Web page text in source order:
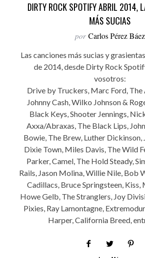
DIRTY ROCK SPOTIFY ABRIL 2014,
MÁS SUCIAS
por Carlos Pérez Báez
Las canciones más sucias y
de 2014, desde Dirty Rock
vosotros:
Drive by Truckers, Marc Ford, The
Johnny Cash, Wilko Johnson &
Black Keys, Shooter Jennings,
Axxa/Abraxas, The Black Lips,
Bowie, The Brew, Luther Dickinson,
Dixie Town, Miles Davis, The Wild
Parker, Camel, The Hold Steady,
Rails, Jason Molina, Willie Nile, Bob
Cadillacs, Bruce Springsteen,
Howe Gelb, The Stranglers, Joy
Pixies, Ray Lamontagne,
Harper, California Breed,